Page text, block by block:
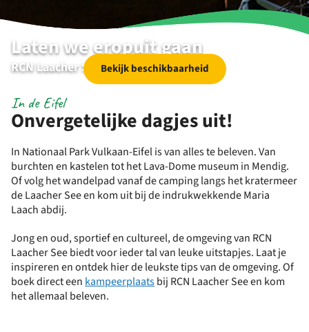
Laten we eropuit gaan
RCN Laacher See | Wassenach | Eifel
Bekijk beschikbaarheid
Onvergetelijke dagjes uit!
In de Eifel
In Nationaal Park Vulkaan-Eifel is van alles te beleven. Van
burchten en kastelen tot het Lava-Dome museum in Mendig.
Of volg het wandelpad vanaf de camping langs het kratermeer
de Laacher See en kom uit bij de indrukwekkende Maria
Laach abdij.
Jong en oud, sportief en cultureel, de omgeving van RCN
Laacher See biedt voor ieder tal van leuke uitstapjes. Laat je
inspireren en ontdek hier de leukste tips van de omgeving. Of
boek direct een kampeerplaatsbij RCN Laacher See en kom
het allemaal beleven.